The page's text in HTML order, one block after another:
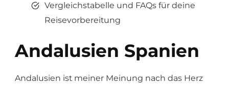
Vergleichstabelle und FAQs für deine
Reisevorbereitung
Andalusien Spanien
Andalusien ist meiner Meinung nach das Herz